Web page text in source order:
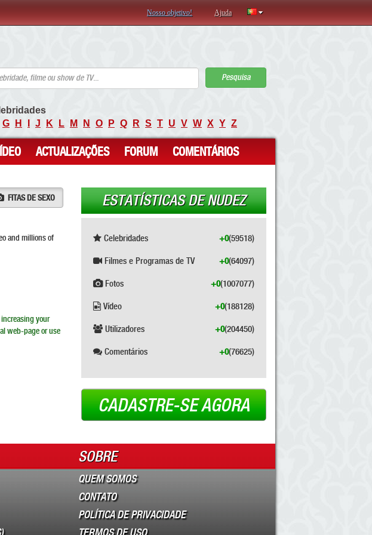
Nosso objetivo! Ajuda
Pesquisa
G H J K L M N O P Q R S T U V W X Y Z
ACTUALIZAÇÕES FORUM COMENTÁRIOS
FITAS DE SEXO
and millions of
your
web-page or use
ESTATÍSTICAS DE NUDEZ
Celebridades (59518)
+0
Filmes e Programas de TV (64097)
+0
Fotos (1007077)
+0
Vídeo (188128)
+0
Utilizadores (204450)
+0
Comentários (76625)
+0
CADASTRE-SE AGORA
SOBRE
QUEM SOMOS
CONTATO
POLÍTICA DE PRIVACIDADE